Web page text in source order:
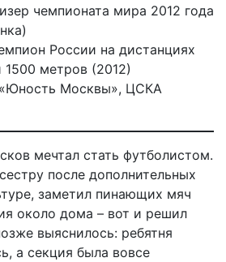
чемпионата мира 2012 года
России на дистанциях
1500 метров (2012)
Москвы», ЦСКА
мечтал стать футболистом.
после дополнительных
заметил пинающих мяч
около дома – вот и решил
выяснилось: ребятня
а секция была вовсе